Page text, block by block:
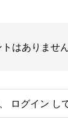
はありません
ログイン し